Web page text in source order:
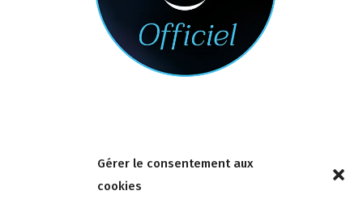
Gérer le consentement aux
cookies
4 rue de la Tour 85150 Les Achards